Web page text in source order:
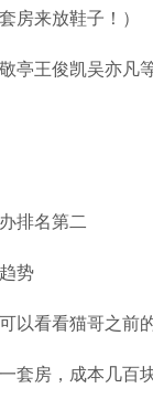
房来放鞋子！）
亭王俊凯吴亦凡
排名第二
势
以看看猫哥之前
套房，成本几百